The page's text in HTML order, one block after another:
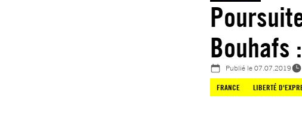
Bouhafs
Publié le07.07.2019
FRANCE
LIBERTÉ